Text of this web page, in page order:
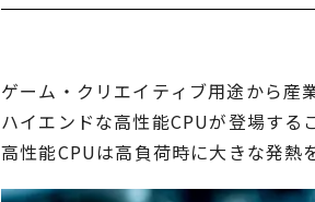
ゲーム・クリエイティブ用途から産
ハイエンドな高性能CPUが登場する
高性能CPUは高負荷時に大きな発熱